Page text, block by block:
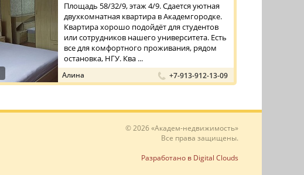
Площадь 58/32/9, этаж 4/9. Сдается уютная
двухкомнатная квартира в Академгородке.
Квартира хорошо подойдёт для студентов
или сотрудников нашего университета. Есть
все для комфортного проживания, рядом
остановка, НГУ. Ква ...
Алина +7-913-912-13-09
© 2026 «Академ-недвижимость»
Все права защищены.
Разработано в Digital Clouds